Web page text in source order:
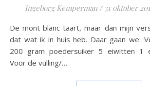
Ingeborg Kemperman / 31 oktober
De mont blanc taart, maar dan mijn versie. Gemaakt met
dat wat ik in huis heb. Daar gaan we:
200 gram poedersuiker 5 eiwitten 1
Voor de vulling/…